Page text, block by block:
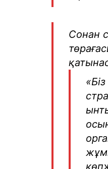
Сонан